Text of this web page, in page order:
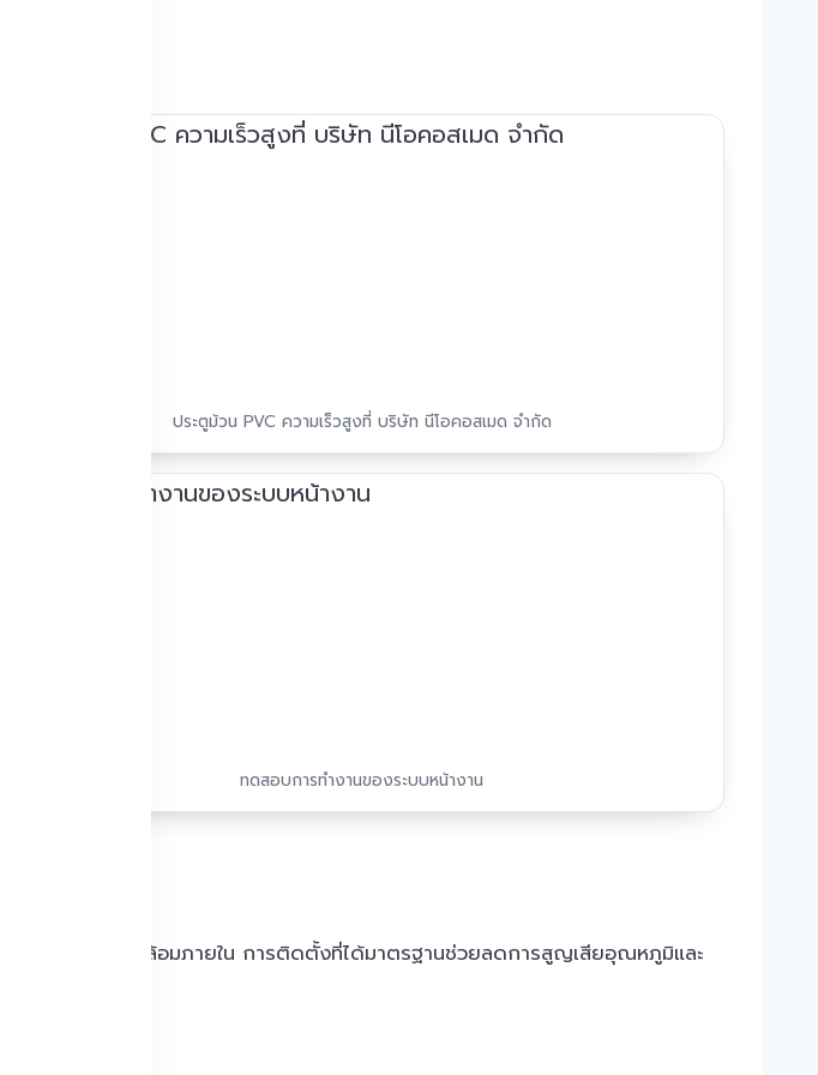
ประตูม้วน PVC ความเร็วสูงที่ บริษัท นีโอคอสเมด จำกัด
ทดสอบการทำงานของระบบหน้างาน
รักษาสภาพแวดล้อมภายใน การติดตั้งที่ได้มาตรฐานช่วยลดการสูญเสียอุณหภูมิและ